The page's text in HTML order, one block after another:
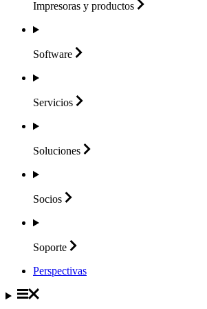
Impresoras y productos
Software
Servicios
Soluciones
Socios
Soporte
Perspectivas